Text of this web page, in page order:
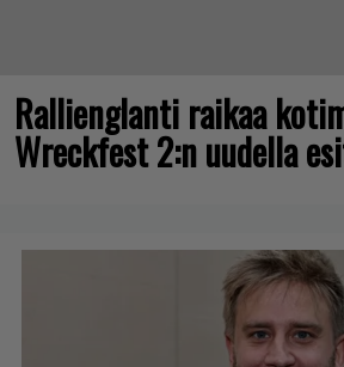
Rallienglanti raikaa
Wreckfest 2:n uudella